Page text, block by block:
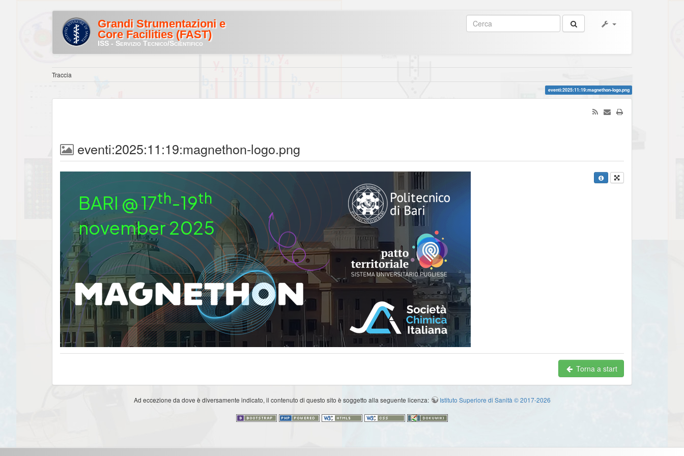
Grandi Strumentazioni e
Core Facilities (FAST)
ISS - Servizio Tecnico/Scientifico
Traccia
eventi:2025:11:19:magnethon-logo.png
eventi:2025:11:19:magnethon-logo.png
Torna a start
Ad eccezione da dove è diversamente indicato, il contenuto di questo sito è soggetto alla seguente licenza: Istituto Superiore di Sanità © 2017-2026